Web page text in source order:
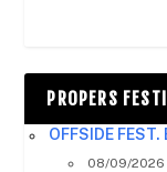
PROPERS
OFFSIDE FEST.
08/09/2026